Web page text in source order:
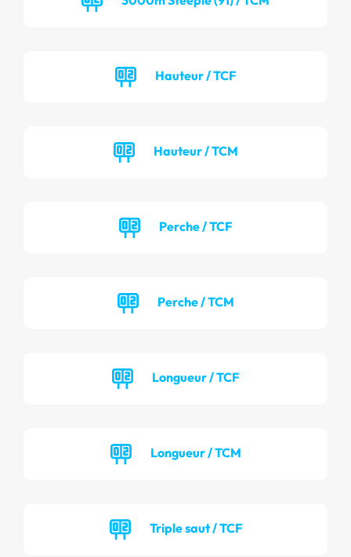
Hauteur / TCF
Hauteur / TCM
Perche / TCF
Perche / TCM
Longueur / TCF
Longueur / TCM
Triple saut / TCF